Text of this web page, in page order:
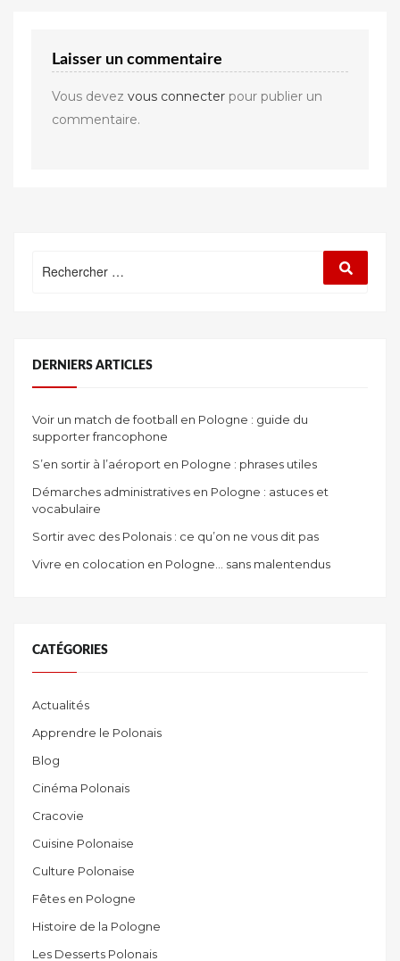
Laisser un commentaire
Vous devez vous connecterpour publier un
commentaire.
DERNIERS ARTICLES
Voir un match de football en Pologne : guide du
supporter francophone
S’en sortir à l’aéroport en Pologne : phrases utiles
Démarches administratives en Pologne : astuces et
vocabulaire
Sortir avec des Polonais : ce qu’on ne vous dit pas
Vivre en colocation en Pologne… sans malentendus
CATÉGORIES
Actualités
Apprendre le Polonais
Blog
Cinéma Polonais
Cracovie
Cuisine Polonaise
Culture Polonaise
Fêtes en Pologne
Histoire de la Pologne
Les Desserts Polonais